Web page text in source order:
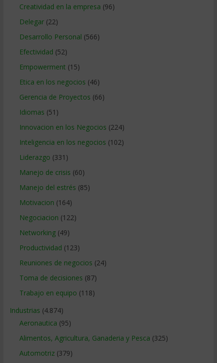
Creatividad en la empresa (96)
Delegar(22)
Desarrollo Personal (566)
Efectividad (52)
Empowerment (15)
Etica en los negocios (46)
Gerencia de Proyectos (66)
Idiomas (51)
Innovacion en los Negocios (224)
Inteligencia en los negocios (102)
Liderazgo (331)
Manejo de crisis (60)
Manejo del estrés (85)
Motivacion (164)
Negociacion (122)
Networking(49)
Productividad (123)
Reuniones de negocios (24)
Toma de decisiones (87)
Trabajo en equipo (118)
Industrias (4.874)
Aeronautica (95)
Alimentos, Agricultura, Ganaderia y Pesca (325)
Automotriz(379)